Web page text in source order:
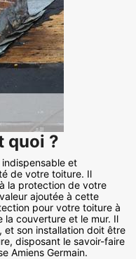
quoi ?
et
de votre toiture. Il
la protection de votre
ajoutée à cette
pour votre toiture à
la couverture et le mur. Il
son installation doit être
disposant le savoir-faire
Amiens Germain.